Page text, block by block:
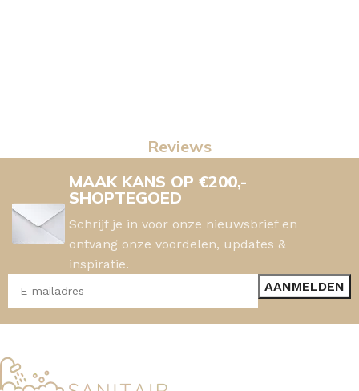
Reviews
MAAK KANS OP €200,-
SHOPTEGOED
Schrijf je in voor onze nieuwsbrief en
ontvang onze voordelen, updates &
inspiratie.